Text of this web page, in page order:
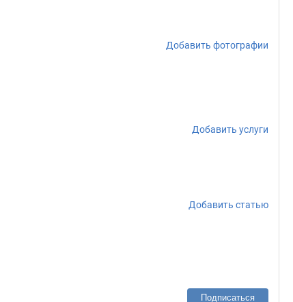
Добавить фотографии
Добавить услуги
Добавить статью
Подписаться